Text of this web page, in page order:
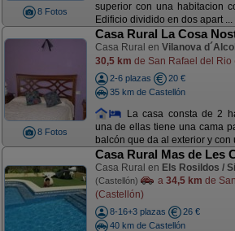
8 Fotos
superior con una habitacion
Edificio dividido en dos apart ...
8 Fotos
Casa Rural La Cosa
Casa Rural en Vilanova
30,5 km de San Rafael del Rio
2-6 plazas
20 €
35 km de Castellón
La casa consta de 2
una de ellas tiene una cama
balcón que da al exterior y con
Casa Rural Mas de Les
Casa Rural en Els Rosildos /
(Castellón) a 34,5 km de
(Castellón)
8-16+3 plazas
26 €
40 km de Castellón